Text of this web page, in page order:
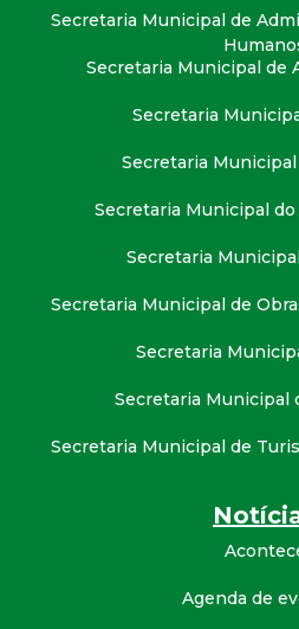
Secretaria Municipal de
Secretaria Municipal de
Secretaria
Secretaria Municipal
Secretaria Municipal
Secretaria
Secretaria Municipal de
Secretaria
Secretaria Municipal
Secretaria Municipal de
Agenda de